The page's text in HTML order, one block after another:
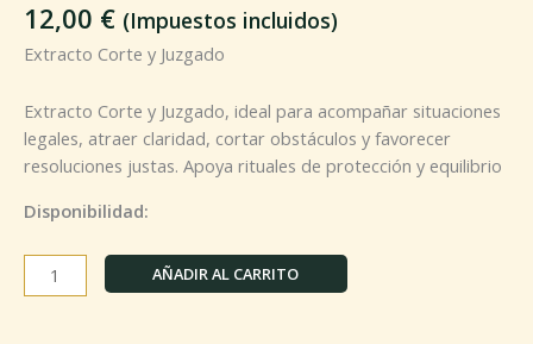
12,00 € (Impuestos incluidos)
Extracto Corte y Juzgado
Extracto Corte y Juzgado, ideal para acompañar situaciones
legales, atraer claridad, cortar obstáculos y favorecer
resoluciones justas. Apoya rituales de protección y equilibrio
Disponibilidad:
AÑADIR AL CARRITO